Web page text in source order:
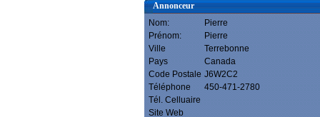
Annonceur
Nom:
Pierre
Prénom:
Pierre
Ville
Terrebonne
Pays
Canada
Code Postale J6W2C2
Téléphone
450-471-2780
Tél. Celluaire
Site Web